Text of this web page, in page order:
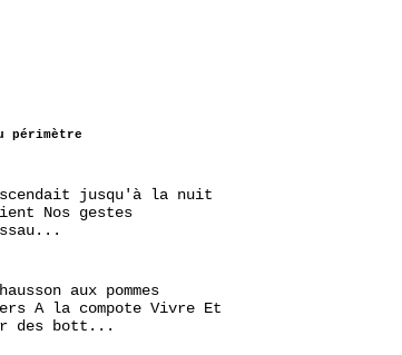
périmètre
jusqu'à la nuit
Nos gestes
aux pommes
A la compote Vivre Et
des bott...